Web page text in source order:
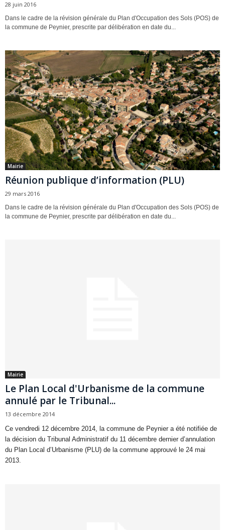
28 juin 2016
Dans le cadre de la révision générale du Plan d'Occupation des Sols (POS) de
la commune de Peynier, prescrite par délibération en date du...
Mairie
Réunion publique d’information (PLU)
29 mars 2016
Dans le cadre de la révision générale du Plan d'Occupation des Sols (POS) de
la commune de Peynier, prescrite par délibération en date du...
Mairie
Le Plan Local d'Urbanisme de la commune
annulé par le Tribunal...
13 décembre 2014
Ce vendredi 12 décembre 2014, la commune de Peynier a été notifiée de
la décision du Tribunal Administratif du 11 décembre dernier d’annulation
du Plan Local d’Urbanisme (PLU) de la commune approuvé le 24 mai
2013.